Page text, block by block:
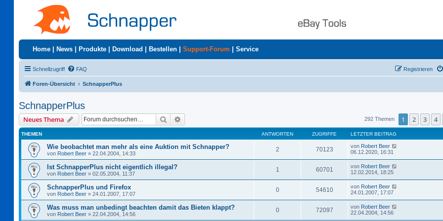
Home News Produkte Download Bestellen Support-Forum Service
Schnellzugriff FAQ Registrieren
Foren-Übersicht SchnapperPlus
SchnapperPlus
Neues Thema Suche 292 Themen 1 2 3 4
THEMEN ANTWORTEN ZUGRIFFE LETZTER BEITRAG
Wie beobachtet man mehr als eine Auktion mit Schnapper?
von Robert Beer » 22.04.2004, 14:33
2 70123 von Robert Beer
06.12.2020, 16:31
Ist SchnapperPlus nicht eigentlich illegal?
von Robert Beer » 02.05.2004, 11:37
1 60701 von Robert Beer
12.02.2014, 18:25
SchnapperPlus und Firefox
von Robert Beer » 24.01.2007, 17:07
0 54610 von Robert Beer
24.01.2007, 17:07
Was muss man unbedingt beachten damit das Bieten klappt?
von Robert Beer » 22.04.2004, 14:56
0 72097 von Robert Beer
22.04.2004, 14:56